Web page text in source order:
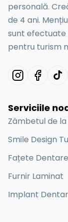
personală.
de 4 ani.
sunt efectuate
pentru turism
Serviciile
Zâmbetul de
Smile Design
Fațete
Furnir Laminat
Implant Dentar